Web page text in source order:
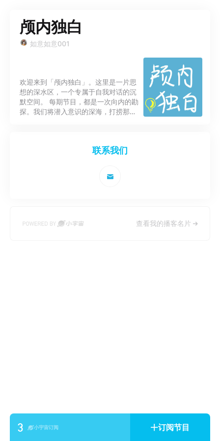
颅内独白
如意如意001
欢迎来到「颅内独白」。这里是一片思
想的深水区，一个专属于自我对话的沉
默空间。 每期节目，都是一次向内的勘
探。我们将潜入意识的深海，打捞那些
在反刍思绪，渴望在喧嚣中捕获片刻的
联系我们
查看我的播客名片
3 小宇宙订阅 订阅节目